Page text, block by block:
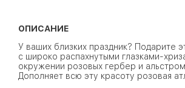
ОПИСАНИЕ
У ваших близких праздник? Подарите
с широко распахнутыми глазками-
окружении розовых гербер и
Дополняет всю эту красоту розовая